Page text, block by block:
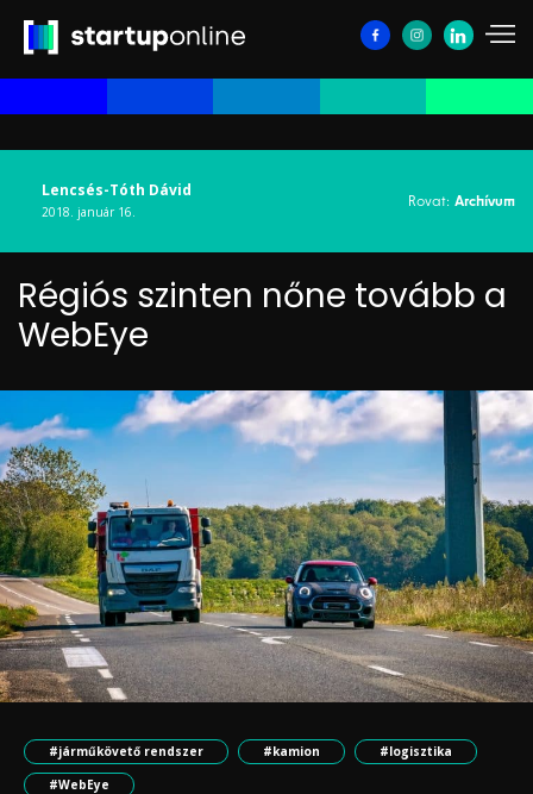
Lencsés-Tóth Dávid
2018. január 16.
Rovat: Archívum
Régiós szinten nőne tovább a
WebEye
#járműkövető rendszer #kamion
#logisztika
#WebEye